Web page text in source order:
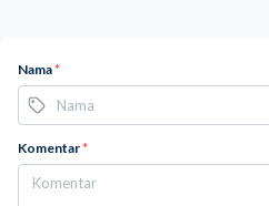
Nama*
Komentar*